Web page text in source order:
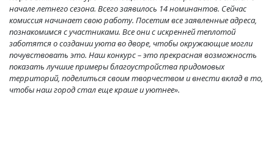
начале летнего сезона. Всего заявилось 14 номинантов. Сейчас
комиссия начинает свою работу. Посетим все заявленные адреса,
познакомимся с участниками. Все они с искренней теплотой
заботятся о создании уюта во дворе, чтобы окружающие могли
почувствовать это. Наш конкурс – это прекрасная возможность
показать лучшие примеры благоустройства придомовых
территорий, поделиться своим творчеством и внести вклад в то,
чтобы наш город стал еще краше и уютнее».